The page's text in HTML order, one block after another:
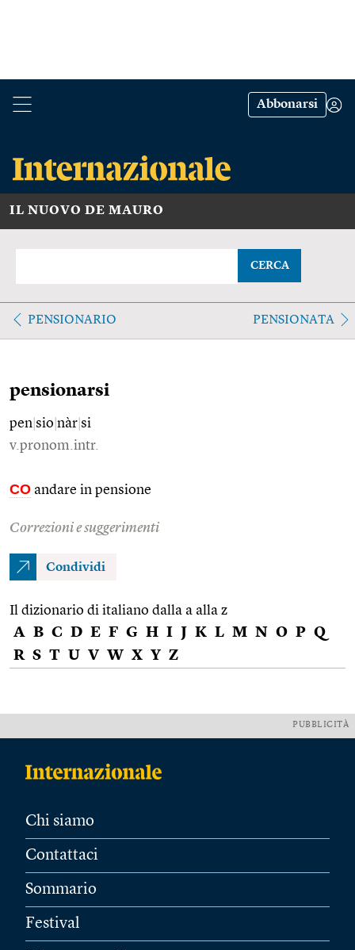
Abbonarsi
IL NUOVO DE MAURO
CERCA
PENSIONARIO PENSIONATA
pensionarsi
pen sio nàr si
v.pronom.intr.
CO andare in pensione
Correzioni e suggerimenti
Condividi
Il dizionario di italiano dalla a alla z
A B C D E F G H I J K L M N O P Q
R S T U V W X Y Z
PUBBLICITÀ
Chi siamo
Contattaci
Sommario
Festival